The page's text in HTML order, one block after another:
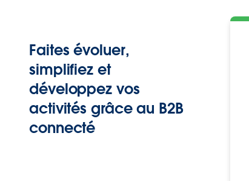
Faites évoluer,
simplifiez et
développez vos
activités grâce au B2B
connecté